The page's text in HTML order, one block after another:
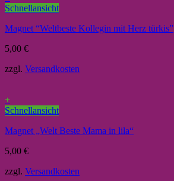
Schnellansicht
Magnet “Weltbeste Kollegin mit Herz türkis”
5,00 €
zzgl. Versandkosten
+
Schnellansicht
Magnet „Welt Beste Mama in lila“
5,00 €
zzgl. Versandkosten